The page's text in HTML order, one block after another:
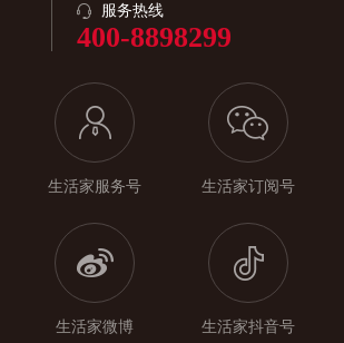
服务热线
400-8898299
生活家服务号 生活家订阅号
生活家微博 生活家抖音号